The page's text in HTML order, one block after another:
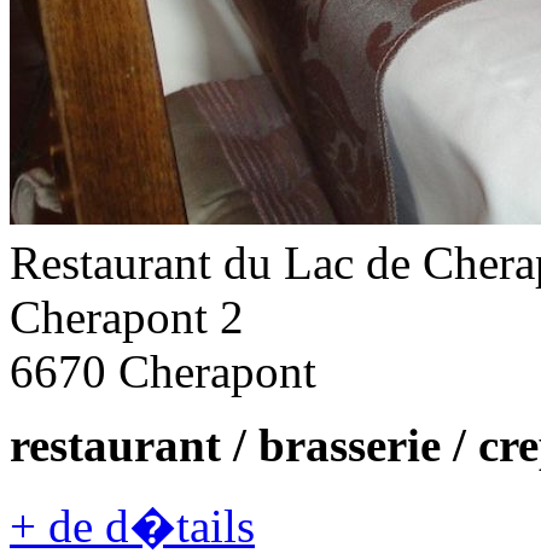
Restaurant du Lac de
Cherapont 2
6670 Cherapont
restaurant / brasserie /
+ de d�tails